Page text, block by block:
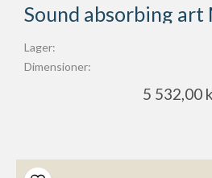
Lager:
Dimensioner:
5 532,00